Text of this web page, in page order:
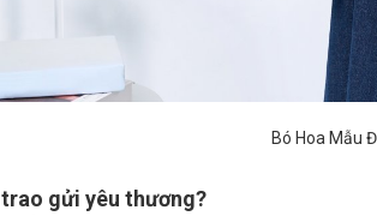
Bó Hoa Mẫu
gửi yêu thương?